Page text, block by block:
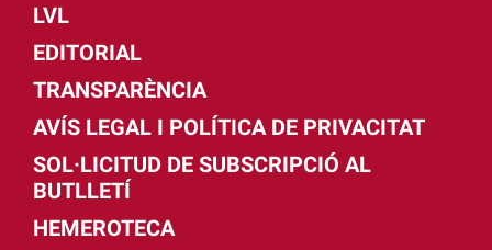
LVL
EDITORIAL
TRANSPARÈNCIA
AVÍS LEGAL I POLÍTICA DE PRIVACITAT
SOL·LICITUD DE SUBSCRIPCIÓ AL
BUTLLETÍ
HEMEROTECA